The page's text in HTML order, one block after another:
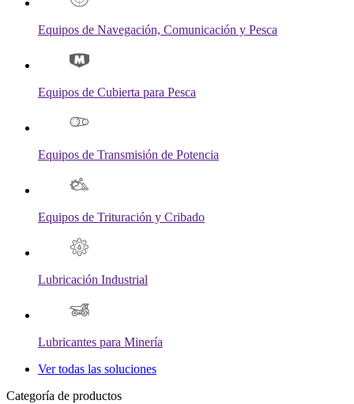
Equipos de Navegación, Comunicación y Pesca
Equipos de Cubierta para Pesca
Equipos de Transmisión de Potencia
Equipos de Trituración y Cribado
Lubricación Industrial
Lubricantes para Minería
Ver todas las soluciones
Categoría de productos